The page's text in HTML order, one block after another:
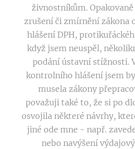
živnostníkům.
zrušení či zmírnění zákona
hlášení DPH,
když jsem neuspěl,
podání ústavní stížnosti.
kontrolního hlášení jsem
musela zákony
považuji také to, že si po
osvojila některé návrhy,
jiné ode mne - např.
nebo navýšení